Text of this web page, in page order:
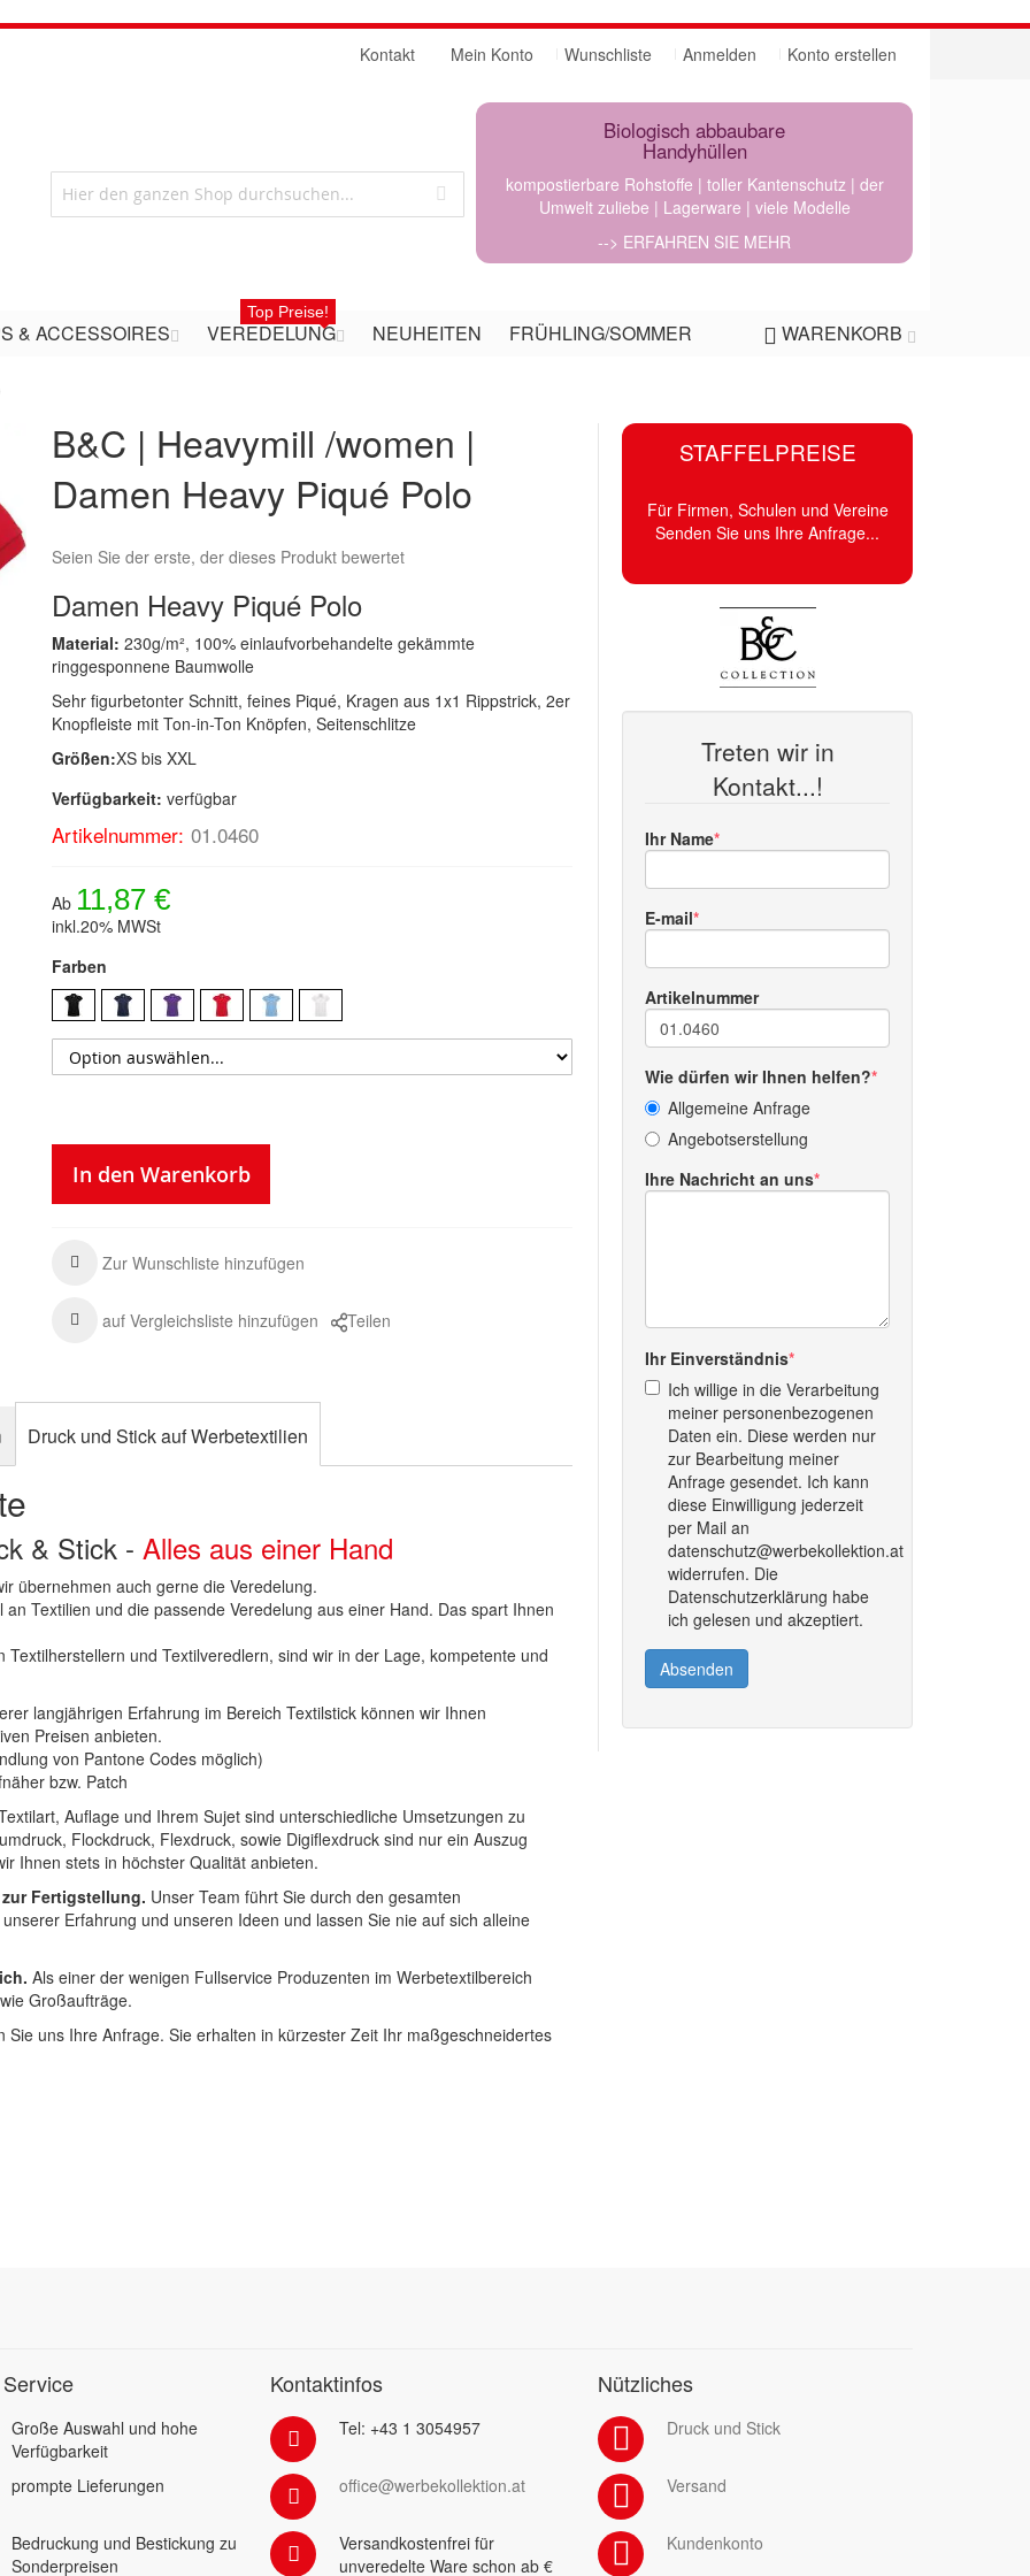
Mein Konto Wunschliste Anmelden Konto erstellen
Kontakt
Biologisch abbaubare
Handyhüllen
kompostierbare Rohstoffe | toller Kantenschutz | der
Umwelt zuliebe | Lagerware | viele Modelle
--> ERFAHREN SIE MEHR
WARENKORB
& ACCESSOIRES VEREDELUNG
Top Preise!
NEUHEITEN FRÜHLING/SOMMER
B&C | Heavymill /women |
Damen Heavy Piqué Polo
Seien Sie der erste, der dieses Produkt bewertet
Damen Heavy Piqué Polo
Material:230g/m², 100% einlaufvorbehandelte gekämmte
ringgesponnene Baumwolle
Sehr figurbetonter Schnitt, feines Piqué, Kragen aus 1x1 Rippstrick, 2er
Knopfleiste mit Ton-in-Ton Knöpfen, Seitenschlitze
Größen:XS bis XXL
Verfügbarkeit: verfügbar
Artikelnummer: 01.0460
Ab 11,87 €
inkl.20% MWSt
Farben
In den Warenkorb
Zur Wunschliste hinzufügen
auf Vergleichsliste hinzufügen Teilen
STAFFELPREISE
Für Firmen, Schulen und Vereine
Senden Sie uns Ihre Anfrage...
Treten wir in
Kontakt...!
Ihr Name
E-mail
Artikelnummer
Wie dürfen wir Ihnen helfen?
Allgemeine Anfrage
Angebotserstellung
Ihre Nachricht an uns
Ihr Einverständnis
Ich willige in die Verarbeitung
meiner personenbezogenen
Daten ein. Diese werden nur
zur Bearbeitung meiner
Anfrage gesendet. Ich kann
diese Einwilligung jederzeit
per Mail an
datenschutz@werbekollektion.at
widerrufen. Die
Datenschutzerklärung habe
ich gelesen und akzeptiert.
Absenden
Druck und Stick auf Werbetextilien
& Stick -Alles aus einer Hand
übernehmen auch gerne die Veredelung.
Textilien und die passende Veredelung aus einer Hand. Das spart Ihnen
und Textilveredlern, sind wir in der Lage, kompetente und
langjährigen Erfahrung im Bereich Textilstick können wir Ihnen
Preisen anbieten.
von Pantone Codes möglich)
bzw. Patch
Auflage und Ihrem Sujet sind unterschiedliche Umsetzungen zu
Flockdruck, Flexdruck, sowie Digiflexdruck sind nur ein Auszug
Ihnen stets in höchster Qualität anbieten.
Fertigstellung. Unser Team führt Sie durch den gesamten
Erfahrung und unseren Ideen und lassen Sie nie auf sich alleine
Als einer der wenigen Fullservice Produzenten im Werbetextilbereich
Großaufträge.
uns Ihre Anfrage. Sie erhalten in kürzester Zeit Ihr maßgeschneidertes
Große Auswahl und hohe
Verfügbarkeit
prompte Lieferungen
Bedruckung und Bestickung zu
Sonderpreisen
Kontaktinfos
Tel: +43 1 3054957
office@werbekollektion.at
Versandkostenfrei für
unveredelte Ware schon ab €
Nützliches
Druck und Stick
Versand
Kundenkonto